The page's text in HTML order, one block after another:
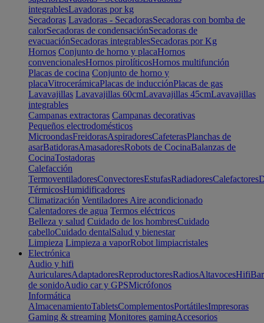
integrablesLavadoras por kg
Secadoras Lavadoras - SecadorasSecadoras con bomba de
calorSecadoras de condensaciónSecadoras de
evacuaciónSecadoras integrablesSecadoras por Kg
Hornos Conjunto de horno y placaHornos
convencionalesHornos pirolíticosHornos multifunción
Placas de cocina Conjunto de horno y
placaVitrocerámicaPlacas de inducciónPlacas de gas
Lavavajillas Lavavajillas 60cmLavavajillas 45cmLavavajillas
integrables
Campanas extractoras Campanas decorativas
Pequeños electrodomésticos
MicroondasFreidorasAspiradoresCafeterasPlanchas de
asarBatidorasAmasadoresRobots de CocinaBalanzas de
CocinaTostadoras
Calefacción
TermoventiladoresConvectoresEstufasRadiadoresCalefactores
TérmicosHumidificadores
Climatización Ventiladores Aire acondicionado
Calentadores de agua Termos eléctricos
Belleza y salud Cuidado de los hombresCuidado
cabelloCuidado dentalSalud y bienestar
Limpieza Limpieza a vaporRobot limpiacristales
Electrónica
Audio y hifi
AuricularesAdaptadoresReproductoresRadiosAltavocesHifi
de sonidoAudio car y GPSMicrófonos
Informática
AlmacenamientoTabletsComplementosPortátilesImpresoras
Gaming & streaming Monitores gamingAccesorios